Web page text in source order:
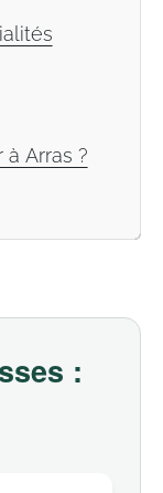
Arras ?
: